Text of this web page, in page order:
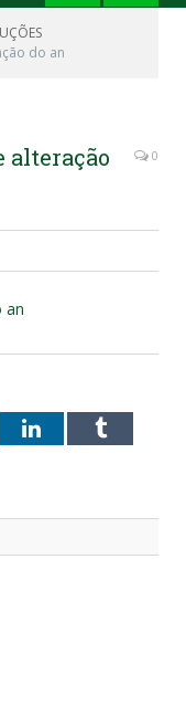
do an
alteração
0
an
LinkedInTumblr